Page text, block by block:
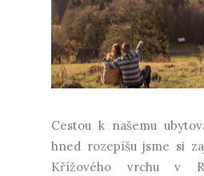
Cestou k našemu
hned rozepíšu jsme si
Křížového vrchu v